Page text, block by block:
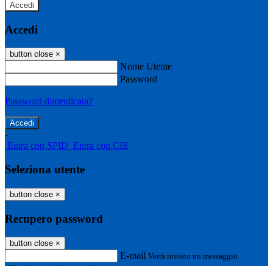
Accedi
Accedi
button close ×
Nome Utente
Password
Password dimenticata?
-
Entra con SPID Entra con CIE
Seleziona utente
button close ×
Recupero password
button close ×
E-mail Verrà inviato un messaggio